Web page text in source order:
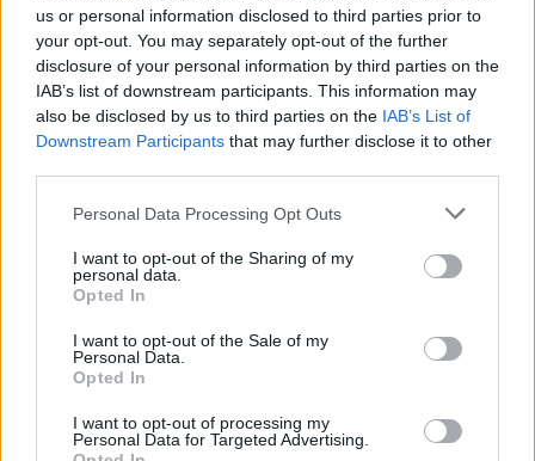
us or personal information disclosed to third parties prior to
your opt-out. You may separately opt-out of the further
disclosure of your personal information by third parties on the
IAB’s list of downstream participants. This information may
also be disclosed by us to third parties on the IAB’s List of
Downstream Participants that may further disclose it to other
Please note that this website/app uses one or more Google
not limited to your visit or usage behaviour. You may click to
grant or deny consent to Google and its third-party tags to
use your data for below specified purposes in below Google
consent section.
Personal Data Processing Opt Outs
I want to opt-out of the Sharing of my
personal data.
Opted In
I want to opt-out of the Sale of my
Personal Data.
Opted In
I want to opt-out of processing my
Personal Data for Targeted Advertising.
Τι θα συμβεί στον κινητήρα εάν δεν
αλλάξω λάδια για 80.000 χλμ. -Την